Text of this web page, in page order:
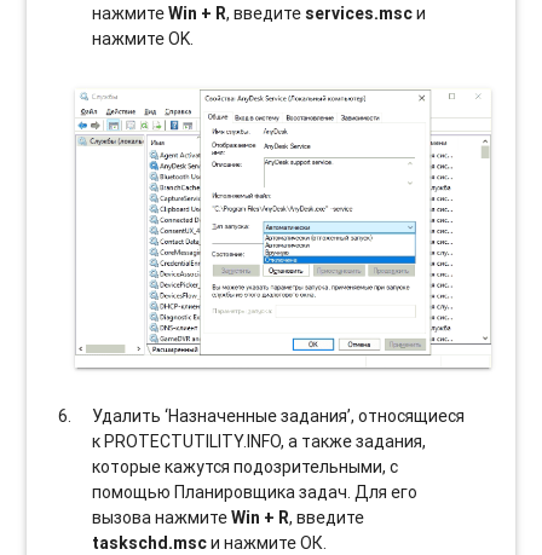
нажмитеWin + R, введите services.mscи
нажмите OK.
Удалить ‘Назначенные задания’, относящиеся
к PROTECTUTILITY.INFO, а также задания,
которые кажутся подозрительными, с
помощью Планировщика задач. Для его
вызова нажмитеWin + R, введите
taskschd.mscи нажмите ОК.